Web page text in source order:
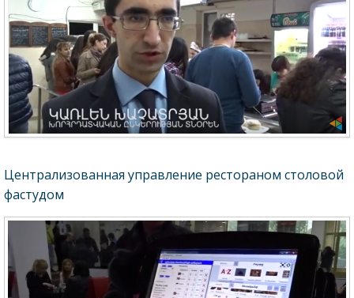
Централизованная управление рестораном столовой
фастудом